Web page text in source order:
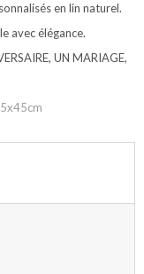
en lin naturel.
avec élégance.
UN MARIAGE,